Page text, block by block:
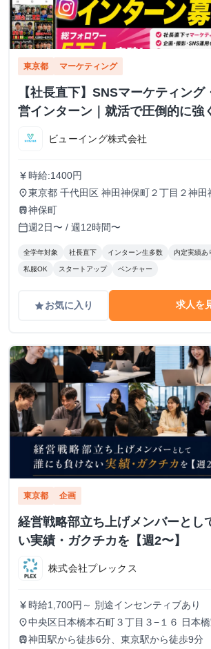
東京都 マーケティング
【社長直下】SNSマーケティン
営インターン｜就活で圧倒的に強
ビューイング株式会社
currency_yen 時給:1400円
place東京都 千代田区 神田神保町２丁目２神田
５０２号室
train神保町
calendar_today週2日〜 / 週12時間〜
全学年対象 社長直下 インターン生多数 内定実績あ
私服OK スタートアップ ベンチャー
gradeお気に入り 求人を
東京都 企画
経営戦略部立ち上げメンバーとし
い実績・ガクチカを【週2〜】
株式会社プレックス
currency_yen 時給1,700円～ 別途インセンティブあり
place中央区日本橋本石町３丁目３−１６ 日本
train神田駅から徒歩6分、東京駅から徒歩9分